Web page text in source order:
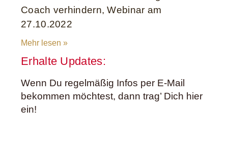
Coach verhindern, Webinar am
27.10.2022
Mehr lesen »
Erhalte Updates:
Wenn Du regelmäßig Infos per E-Mail
bekommen möchtest, dann trag’ Dich hier
ein!